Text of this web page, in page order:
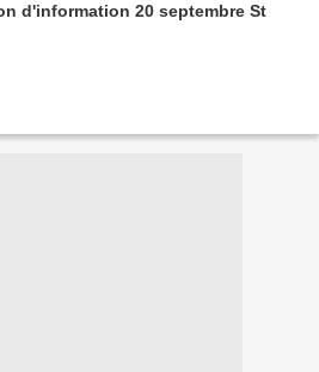
d'information 20 septembre St